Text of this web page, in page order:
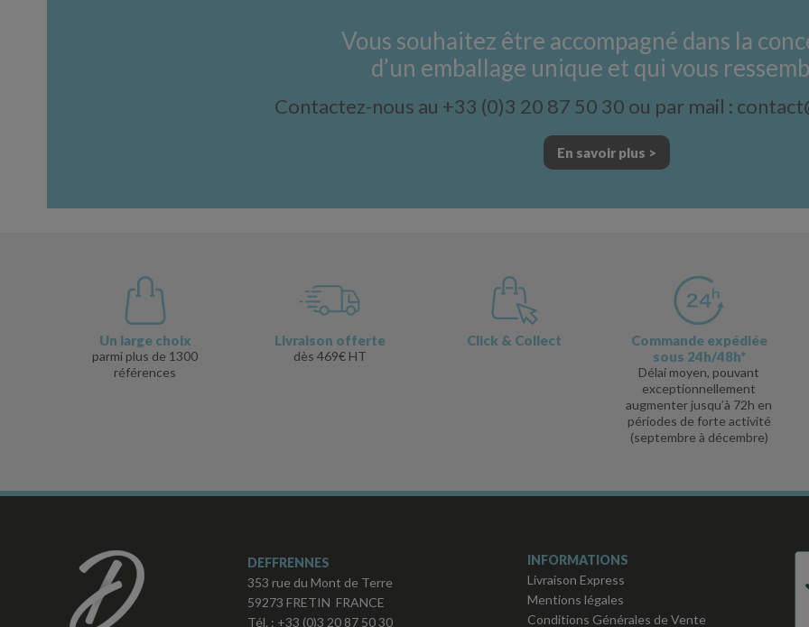
Vous souhaitez être accompagné dans la
d’un emballage unique et qui vous
Contactez-nous au +33 (0)3 20 87 50 30 ou par mail :
En savoir plus >
Un large choix
parmi plus de 1300
références
Livraison offerte
dès 469€ HT
Click & Collect
Commande expédiée
sous 24h/48h*
Délai moyen, pouvant
exceptionnellement
augmenter jusqu’à 72h en
périodes de forte activité
(septembre à décembre)
DEFFRENNES
353 rue du Mont de Terre
59273 FRETIN FRANCE
Tél. : +33 (0)3 20 87 50 30
INFORMATIONS
Livraison Express
Mentions légales
Conditions Générales de Vente